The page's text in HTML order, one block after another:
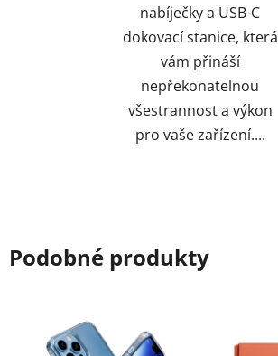
nabíječky a USB-C
dokovací stanice, která
vám přináší
nepřekonatelnou
všestrannost a výkon
pro vaše zařízení....
Podobné produkty